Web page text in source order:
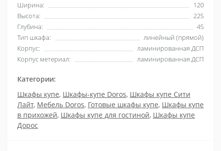
Ширина:
120
Высота:
225
Глубина:
45
Тип шкафа:
линейный (прямой)
Корпус:
ламинированная ДСП
Корпус метериал:
ламинированная ДСП
Категории:
Шкафы купе, Шкафы-купе Doros, Шкафы купе Сити
Лайт, Мебель Doros, Готовые шкафы купе, Шкафы купе
в прихожей, Шкафы купе для гостиной, Шкафы купе
Дорос